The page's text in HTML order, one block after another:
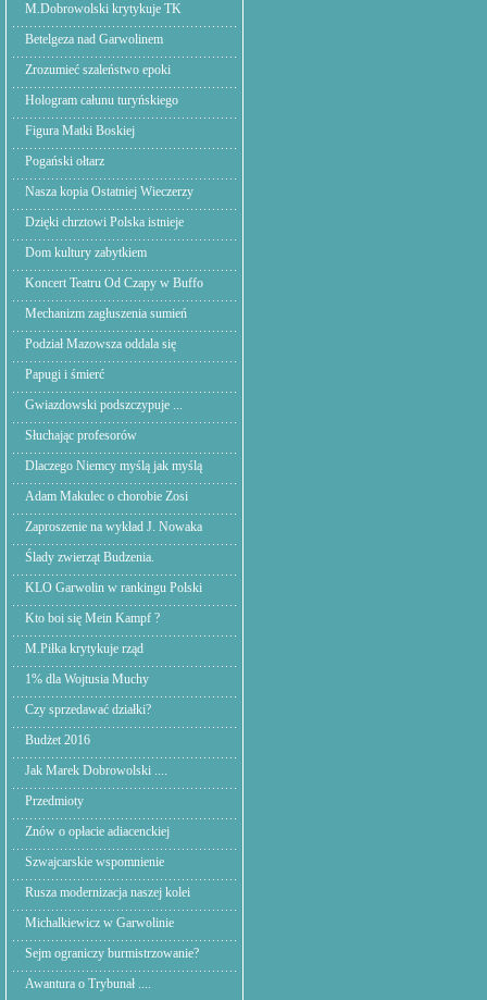
M.Dobrowolski krytykuje TK
Betelgeza nad Garwolinem
Zrozumieć szaleństwo epoki
Hologram całunu turyńskiego
Figura Matki Boskiej
Pogański ołtarz
Nasza kopia Ostatniej Wieczerzy
Dzięki chrztowi Polska istnieje
Dom kultury zabytkiem
Koncert Teatru Od Czapy w Buffo
Mechanizm zagłuszenia sumień
Podział Mazowsza oddala się
Papugi i śmierć
Gwiazdowski podszczypuje ...
Słuchając profesorów
Dlaczego Niemcy myślą jak myślą
Adam Makulec o chorobie Zosi
Zaproszenie na wykład J. Nowaka
Ślady zwierząt Budzenia.
KLO Garwolin w rankingu Polski
Kto boi się Mein Kampf ?
M.Piłka krytykuje rząd
1% dla Wojtusia Muchy
Czy sprzedawać działki?
Budżet 2016
Jak Marek Dobrowolski ....
Przedmioty
Znów o opłacie adiacenckiej
Szwajcarskie wspomnienie
Rusza modernizacja naszej kolei
Michalkiewicz w Garwolinie
Sejm ograniczy burmistrzowanie?
Awantura o Trybunał ....